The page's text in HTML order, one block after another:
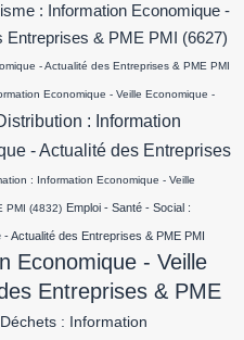
: Information Economique -
& PME PMI
(6627)
- Actualité des Entreprises & PME PMI
Economique - Veille Economique -
: Information
- Actualité des Entreprises
: Information Economique - Veille
PMI (4832) Emploi - Santé - Social :
Actualité des Entreprises & PME PMI
Economique - Veille
Entreprises & PME
: Information